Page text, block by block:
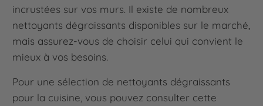
incrustées sur vos murs. Il existe de nombreux
nettoyants dégraissants disponibles sur le marché,
mais assurez-vous de choisir celui qui convient le
mieux à vos besoins.
Pour une sélection de nettoyants dégraissants
pour la cuisine, vous pouvez consulter cette